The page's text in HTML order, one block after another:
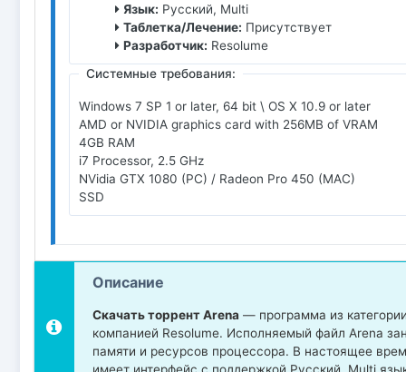
Язык: Русский, Multi
Таблетка/Лечение: Присутствует
Разработчик: Resolume
Системные требования:
Windows 7 SP 1 or later, 64 bit \ OS X 10.9 or later
AMD or NVIDIA graphics card with 256MB of VRAM
4GB RAM
i7 Processor, 2.5 GHz
NVidia GTX 1080 (PC) / Radeon Pro 450 (MAC)
SSD
Описание
Скачать торрент Arena — программа из
компанией Resolume. Исполняемый файл Arena
памяти и ресурсов процессора. В настоящее